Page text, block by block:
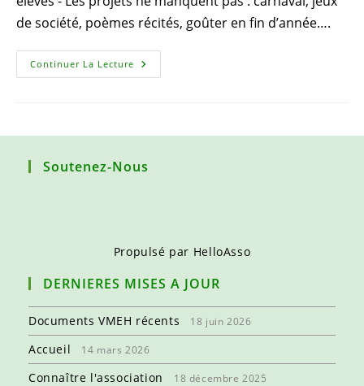
de société, poèmes récités, goûter en fin d’année….
Continuer La Lecture
Noël
Élémentaire
Soutenez-Nous
Propulsé par HelloAsso
DERNIERES MISES A JOUR
Documents VMEH récents 18 juin 2026
Accueil 14 mars 2026
Connaître l'association 18 décembre 2025